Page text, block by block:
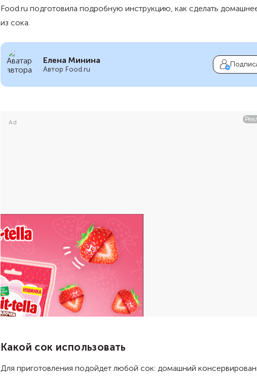
Food.ru подготовила подробную инструкцию, как сделать
из сока.
Елена Минина
Автор Food.ru
Ad
Какой сок использовать
Для приготовления подойдет любой сок: домашний